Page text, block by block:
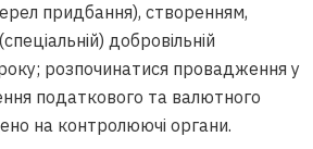
придбання), створенням,
добровільній
розпочинатися провадження у
податкового та валютного
на контролюючі органи.